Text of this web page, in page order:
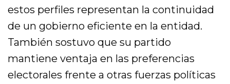
estos perfiles representan la continuidad
de un gobierno eficiente en la entidad.
También sostuvo que su partido
mantiene ventaja en las preferencias
electorales frente a otras fuerzas políticas